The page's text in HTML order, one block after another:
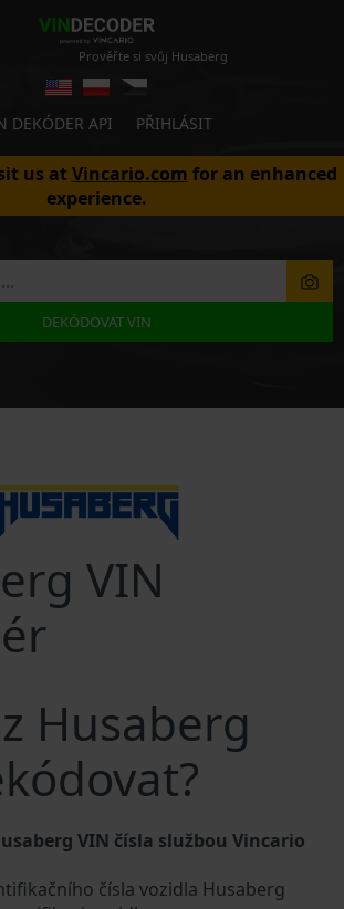
Prověřte si svůj Husaberg
DEKÓDER API PŘIHLÁSIT
us atVincario.com for an enhanced
experience.
DEKÓDOVAT VIN
VIN
Husaberg
VIN čísla službou Vincario
čísla vozidla Husaberg